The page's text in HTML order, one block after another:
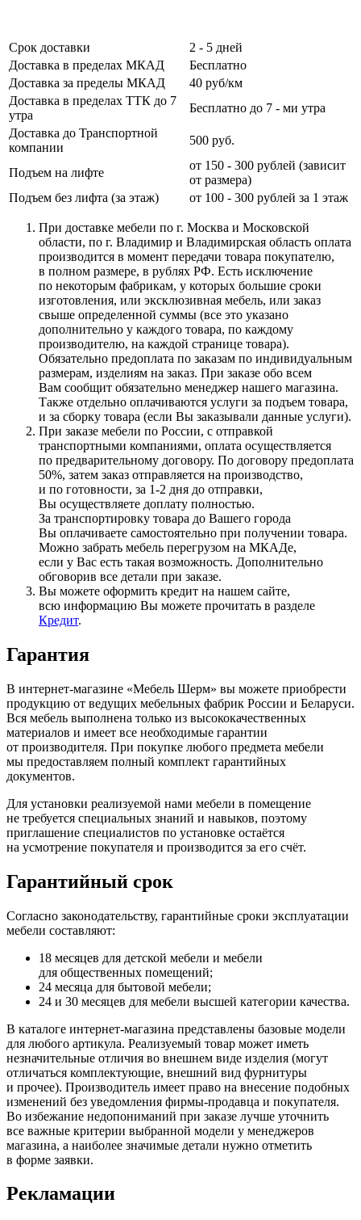
Срок доставки
2 - 5 дней
Доставка в пределах МКАД
Бесплатно
Доставка за пределы МКАД
40 руб/км
Доставка в пределах ТТК до 7
утра
Бесплатно до 7 - ми утра
Доставка до Транспортной
компании
500 руб.
Подъем на лифте
от 150 - 300 рублей (зависит
от размера)
Подъем без лифта (за этаж)
от 100 - 300 рублей за 1 этаж
При доставке мебели по г. Москва и Московской
области, по г. Владимир и Владимирская область оплата
производится в момент передачи товара покупателю,
в полном размере, в рублях РФ. Есть исключение
по некоторым фабрикам, у которых большие сроки
изготовления, или эксклюзивная мебель, или заказ
свыше определенной суммы (все это указано
дополнительно у каждого товара, по каждому
производителю, на каждой странице товара).
Обязательно предоплата по заказам по индивидуальным
размерам, изделиям на заказ. При заказе обо всем
Вам сообщит обязательно менеджер нашего магазина.
Также отдельно оплачиваются услуги за подъем товара,
и за сборку товара (если Вы заказывали данные услуги).
При заказе мебели по России, с отправкой
транспортными компаниями, оплата осуществляется
по предварительному договору. По договору предоплата
50%, затем заказ отправляется на производство,
и по готовности, за 1-2 дня до отправки,
Вы осуществляете доплату полностью.
За транспортировку товара до Вашего города
Вы оплачиваете самостоятельно при получении товара.
Можно забрать мебель перегрузом на МКАДе,
если у Вас есть такая возможность. Дополнительно
обговорив все детали при заказе.
Вы можете оформить кредит на нашем сайте,
всю информацию Вы можете прочитать в разделе
Кредит.
Гарантия
В интернет-магазине «Мебель Шерм» вы можете приобрести
продукцию от ведущих мебельных фабрик России и Беларуси.
Вся мебель выполнена только из высококачественных
материалов и имеет все необходимые гарантии
от производителя. При покупке любого предмета мебели
мы предоставляем полный комплект гарантийных
документов.
Для установки реализуемой нами мебели в помещение
не требуется специальных знаний и навыков, поэтому
приглашение специалистов по установке остаётся
на усмотрение покупателя и производится за его счёт.
Гарантийный срок
Согласно законодательству, гарантийные сроки эксплуатации
мебели составляют:
18 месяцев для детской мебели и мебели
для общественных помещений;
24 месяца для бытовой мебели;
24 и 30 месяцев для мебели высшей категории качества.
В каталоге интернет-магазина представлены базовые модели
для любого артикула. Реализуемый товар может иметь
незначительные отличия во внешнем виде изделия (могут
отличаться комплектующие, внешний вид фурнитуры
и прочее). Производитель имеет право на внесение подобных
изменений без уведомления фирмы-продавца и покупателя.
Во избежание недопониманий при заказе лучше уточнить
все важные критерии выбранной модели у менеджеров
магазина, а наиболее значимые детали нужно отметить
в форме заявки.
Рекламации